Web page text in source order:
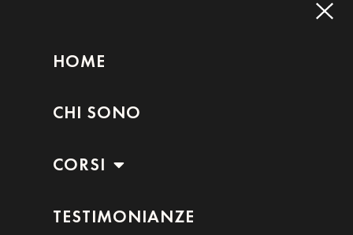
HOME
CHI SONO
CORSI
TESTIMONIANZE